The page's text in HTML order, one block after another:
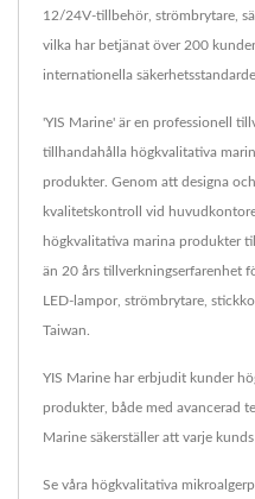
12/24V-tillbehör, strömbrytare,
vilka har betjänat över 200
internationella
'YIS Marine' är en professionell
tillhandahålla högkvalitativa
produkter. Genom att designa
kvalitetskontroll vid
högkvalitativa marina produkter
än 20 års tillverkningserfarenhet
LED-lampor, strömbrytare,
Taiwan.
YIS Marine har erbjudit kunder
produkter, både med avancerad
Marine säkerställer att varje
Se våra högkvalitativa